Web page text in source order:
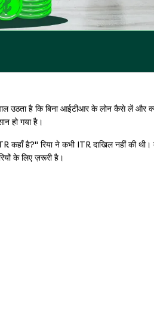
उठता है कि बिना आईटीआर के लोन कैसे लें और
हो गया है।
कहाँ है?" रिया ने कभी ITR दाखिल नहीं की थी।
के लिए ज़रूरी है।